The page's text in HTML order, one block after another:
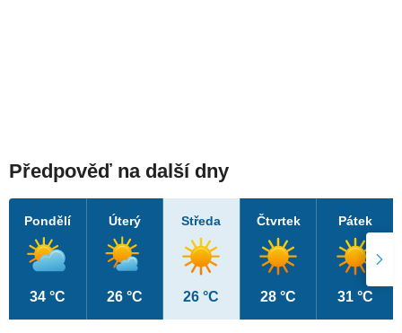
Předpověď na další dny
Pondělí
34 °C
Úterý
26 °C
Středa
26 °C
Čtvrtek
28 °C
Pátek
31 °C